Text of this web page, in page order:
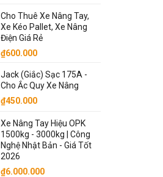
là:
₫108.000.000.
tại
là:
Cho Thuê Xe Nâng Tay,
Xe Kéo Pallet, Xe Nâng
Điện Giá Rẻ
₫600.000
Jack (Giắc) Sạc 175A -
Cho Ắc Quy Xe Nâng
₫450.000
Xe Nâng Tay Hiệu OPK
1500kg - 3000kg | Công
Nghệ Nhật Bản - Giá Tốt
2026
₫6.000.000